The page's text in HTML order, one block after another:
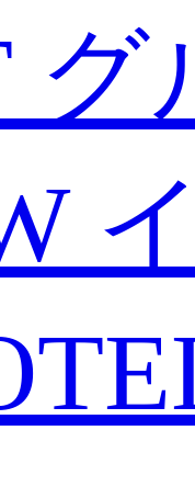
グ